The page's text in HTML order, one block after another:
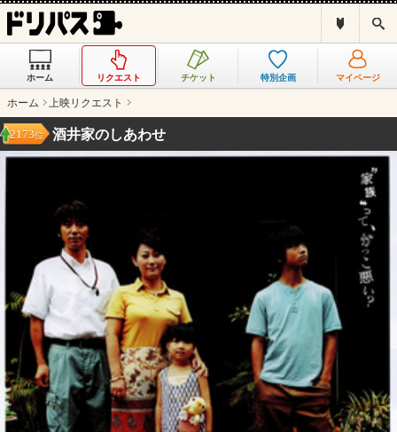
ス
ホーム リクエスト チケット 特別企画 マイページ
ホーム 上映リクエスト
酒井家のしあわせ
2173位